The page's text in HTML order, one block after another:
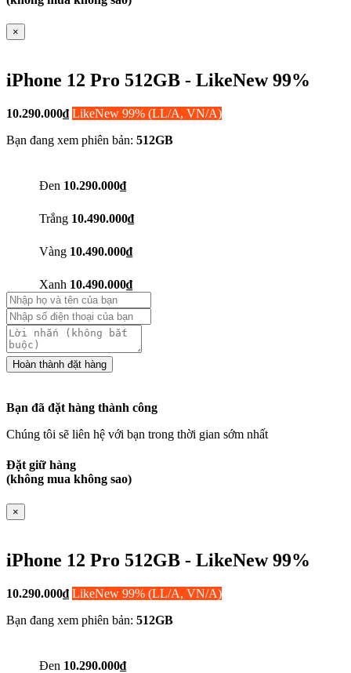
×
iPhone 12 Pro 512GB - LikeNew 99%
10.290.000₫ LikeNew 99% (LL/A, VN/A)
Bạn đang xem phiên bản: 512GB
Đen 10.290.000₫
Trắng 10.490.000₫
Vàng 10.490.000₫
Xanh 10.490.000₫
Bạn đã đặt hàng thành công
Chúng tôi sẽ liên hệ với bạn trong thời gian sớm nhất
Đặt giữ hàng
(không mua không sao)
×
iPhone 12 Pro 512GB - LikeNew 99%
10.290.000₫ LikeNew 99% (LL/A, VN/A)
Bạn đang xem phiên bản: 512GB
Đen 10.290.000₫